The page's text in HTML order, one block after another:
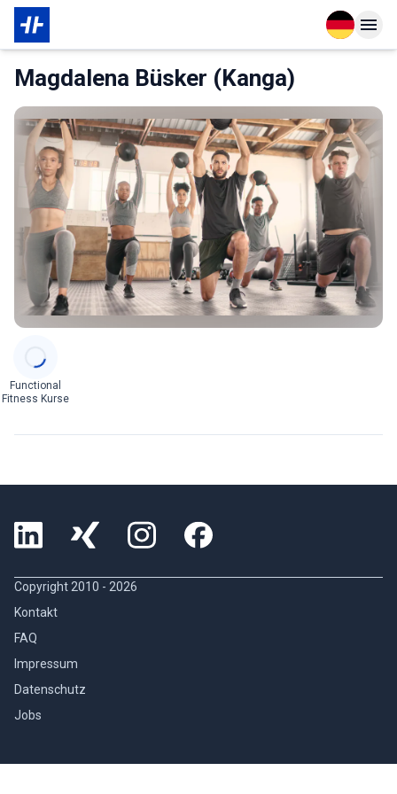
OpenOpen
Das Wichtigste zur Mitgliedschaft
Magdalena Büsker (Kanga)
Functional
Fitness Kurse
Copyright 2010 - 2026
Kontakt
FAQ
Impressum
Datenschutz
Jobs